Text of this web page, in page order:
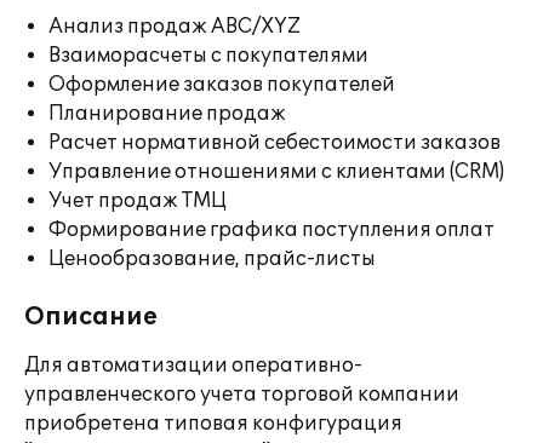
Анализ продаж ABC/XYZ
Взаиморасчеты с покупателями
Оформление заказов покупателей
Планирование продаж
Расчет нормативной себестоимости заказов
Управление отношениями с клиентами (CRM)
Учет продаж ТМЦ
Формирование графика поступления оплат
Ценообразование, прайс-листы
Описание
Для автоматизации оперативно-
управленческого учета торговой компании
приобретена типовая конфигурация